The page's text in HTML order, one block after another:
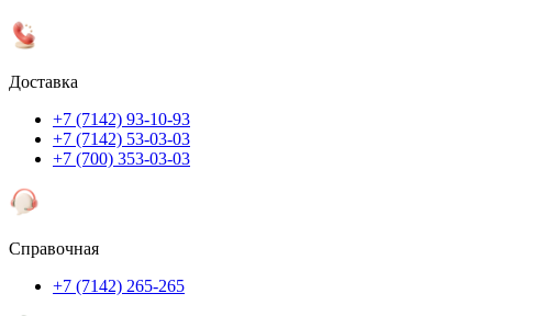
Доставка
+7 (7142) 93-10-93
+7 (7142) 53-03-03
+7 (700) 353-03-03
Справочная
+7 (7142) 265-265